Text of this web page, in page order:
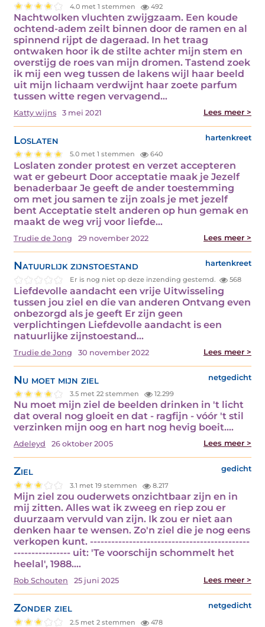
4.0 met 1 stemmen 492
Nachtwolken vluchten zwijgzaam. Een koude
ochtend-adem zeilt binnen door de ramen en al
spinnend rijpt de dageraad. In het traag
ontwaken hoor ik de stilte achter mijn stem en
overstijg de roes van mijn dromen. Tastend zoek
ik mij een weg tussen de lakens wijl haar beeld
uit mijn lichaam verdwijnt haar zoete parfum
tussen witte regen vervagend…
Katty wijns 3 mei 2021 Lees meer >
Loslaten hartenkreet
5.0 met 1 stemmen 640
Loslaten zonder protest en verzet accepteren
wat er gebeurt Door acceptatie maak je Jezelf
benaderbaar Je geeft de ander toestemming
om met jou samen te zijn zoals je met jezelf
bent Acceptatie stelt anderen op hun gemak en
maakt de weg vrij voor liefde…
Trudie de Jong 29 november 2022 Lees meer >
Natuurlijk zijnstoestand hartenkreet
Er is nog niet op deze inzending gestemd. 568
Liefdevolle aandacht een vrije Uitwisseling
tussen jou ziel en die van anderen Ontvang even
onbezorgd als je geeft Er zijn geen
verplichtingen Liefdevolle aandacht is een
natuurlijke zijnstoestand…
Trudie de Jong 30 november 2022 Lees meer >
Nu moet mijn ziel netgedicht
3.5 met 22 stemmen 12.299
Nu moet mijn ziel de beelden drinken in 't licht
dat overal nog gloeit en dat - ragfijn - vóór 't stil
verzinken mijn oog en hart nog hevig boeit.…
Adeleyd 26 oktober 2005 Lees meer >
Ziel gedicht
3.1 met 19 stemmen 8.217
Mijn ziel zou ouderwets onzichtbaar zijn en in
mij zitten. Alles wat ik zweeg en riep zou er
duurzaam vervuld van zijn. Ik zou er niet aan
denken haar te wensen. Zo'n ziel die je nog eens
verkopen kunt. ---------------------------------------------
---------------- uit: 'Te voorschijn schommelt het
heelal', 1988.…
Rob Schouten 25 juni 2025 Lees meer >
Zonder ziel netgedicht
2.5 met 2 stemmen 478